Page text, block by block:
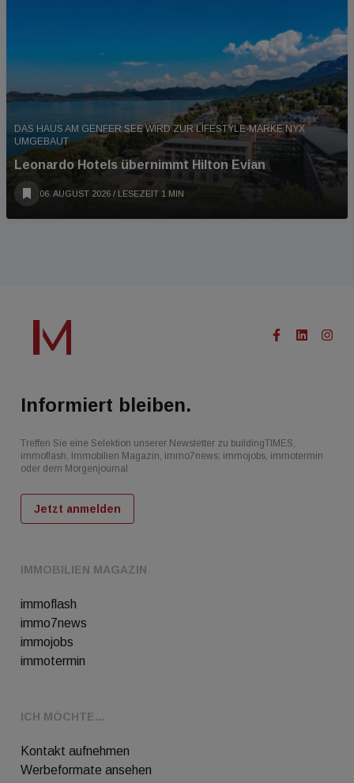
DAS HAUS AM GENFER SEE WIRD ZUR LIFESTYLE-MARKE NYX
UMGEBAUT
Leonardo Hotels übernimmt Hilton Evian
06. AUGUST 2026 / LESEZEIT 1 MIN
IMMOBILIEN MAGAZIN
immoflash
immo7news
immojobs
immotermin
ICH MÖCHTE...
Kontakt aufnehmen
Werbeformate ansehen
Informiert bleiben.
Treffen Sie eine Selektion unserer Newsletter zu buildingTIMES,
immoflash, Immobilien Magazin, immo7news, immojobs, immotermin
oder dem Morgenjournal
Jetzt anmelden